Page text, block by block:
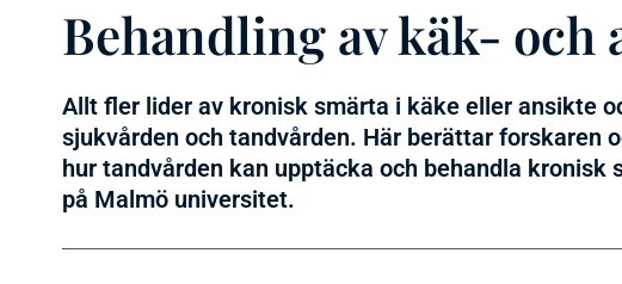
Behandling av käk- och
Allt fler lider av kronisk smärta i käke eller ansikte
sjukvården och tandvården. Här berättar forskaren
hur tandvården kan upptäcka och behandla kronisk
på Malmö universitet.